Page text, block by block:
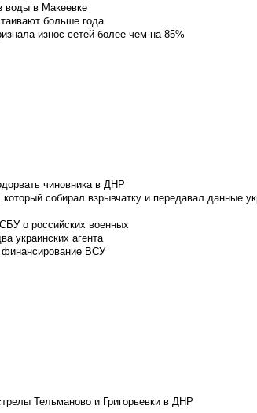
воды в Макеевке
больше года
износ сетей более чем на 85%
чиновника в ДНР
собирал взрывчатку и передавал данные
о российских военных
украинских агента
ВСУ
Тельманово и Григорьевки в ДНР